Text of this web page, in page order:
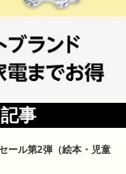
事
ール第2弾（絵本・児童